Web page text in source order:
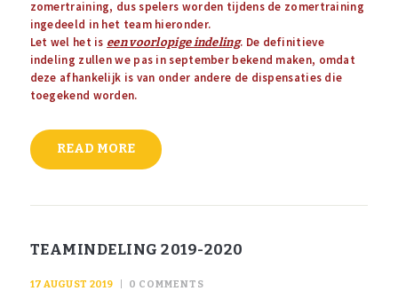
zomertraining, dus spelers worden tijdens de zomertraining
ingedeeld in het team hieronder.
Let wel het is een voorlopige indeling. De definitieve
indeling zullen we pas in september bekend maken, omdat
deze afhankelijk is van onder andere de dispensaties die
toegekend worden.
READ MORE
TEAMINDELING 2019-2020
17 AUGUST 2019 0 COMMENTS